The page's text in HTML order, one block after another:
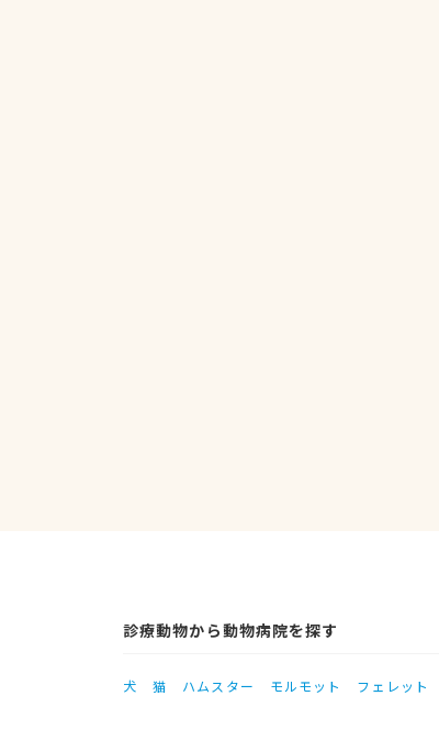
診療動物から動物病院を探す
犬 猫 ハムスター モルモット フェレット